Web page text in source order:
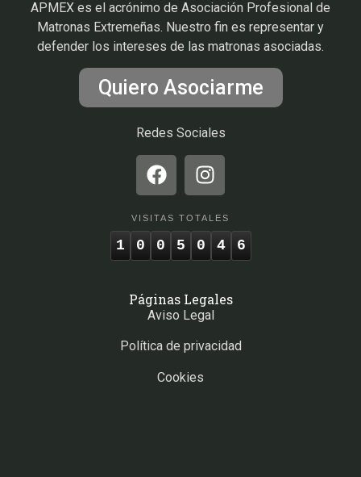
APMEX es el acrónimo de Asociación Profesional de
Matronas Extremeñas. Nuestro fin es representar y
defender los intereses de las matronas asociadas.
Quiero Asociarme
Redes Sociales
VISITAS TOTALES
1 0 0 5 0 4 6
Páginas Legales
Aviso Legal
Política de privacidad
Cookies